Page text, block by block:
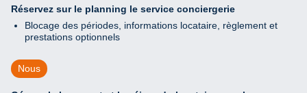
Réservez sur le planning le service conciergerie
Blocage des périodes, informations locataire, règlement et
prestations optionnels
Nous